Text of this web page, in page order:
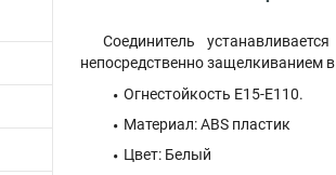
Соединитель
непосредственно защелкиванием
Огнестойкость E15-E110.
Материал: ABS пластик
Цвет: Белый